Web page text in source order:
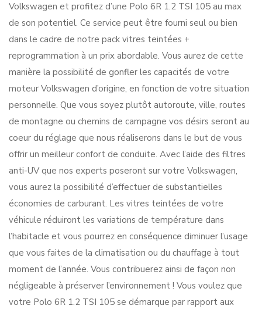
Volkswagen et profitez d’une Polo 6R 1.2 TSI 105 au max
de son potentiel. Ce service peut être fourni seul ou bien
dans le cadre de notre pack vitres teintées +
reprogrammation à un prix abordable. Vous aurez de cette
manière la possibilité de gonfler les capacités de votre
moteur Volkswagen d’origine, en fonction de votre situation
personnelle. Que vous soyez plutôt autoroute, ville, routes
de montagne ou chemins de campagne vos désirs seront au
coeur du réglage que nous réaliserons dans le but de vous
offrir un meilleur confort de conduite. Avec l’aide des filtres
anti-UV que nos experts poseront sur votre Volkswagen,
vous aurez la possibilité d’effectuer de substantielles
économies de carburant. Les vitres teintées de votre
véhicule réduiront les variations de température dans
l’habitacle et vous pourrez en conséquence diminuer l’usage
que vous faites de la climatisation ou du chauffage à tout
moment de l’année. Vous contribuerez ainsi de façon non
négligeable à préserver l’environnement ! Vous voulez que
votre Polo 6R 1.2 TSI 105 se démarque par rapport aux